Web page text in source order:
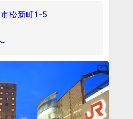
松新町1-5